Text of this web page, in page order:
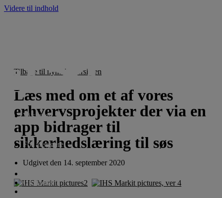
Videre til indhold
Vi støtter
For ansøgere
Om fonden
Tilbage til nyhedsoversigten
Læs med om et af vores
erhvervsprojekter der via en
app bidrager til
sikkerhedslæring til søs
Udgivet den 14. september 2020